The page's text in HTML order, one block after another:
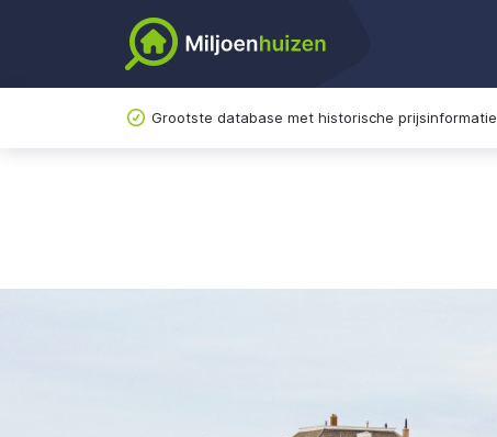
Grootste database met historische prijsinformatie